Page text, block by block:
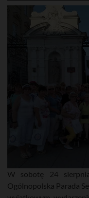
W sobotę 24
Ogólnopolska Parada